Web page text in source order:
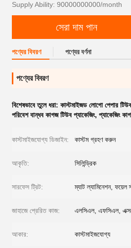
Supply Ability: 90000000000/month
সেরা দাম পান
পণ্যের বিবরণ পণ্যের বর্ণনা
পণ্যের বিবরণ
বিশেষভাবে তুলে ধরা: কাস্টমাইজড লোগো পেপার
পরিবেশ বান্ধব কাগজ টিউব প্যাকেজিং, প্যাকেজিং
কাস্টমাইজযোগ্য ডিজাইন: কাস্টম গ্রহণ করুন
আকৃতি: সিলিন্ড্রিক
সারফেস ট্রিট: ম্যাট ল্যামিনেশন, ফয়েল
জাহাজে প্রেরিত কাজ: এলসিএল, এফসিএল,
আকার: কাস্টমাইজযোগ্য